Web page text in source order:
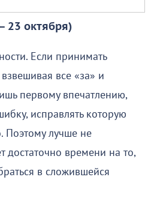
23 октября)
Если принимать
все «за» и
первому впечатлению,
исправлять которую
Поэтому лучше не
достаточно времени на то,
в сложившейся